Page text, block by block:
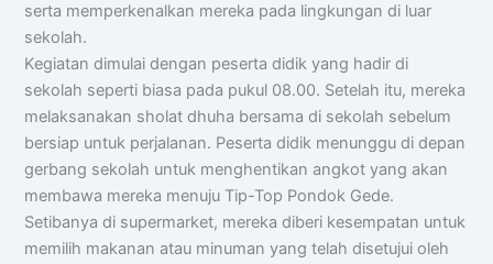
serta memperkenalkan mereka pada lingkungan di luar
sekolah.
Kegiatan dimulai dengan peserta didik yang hadir di
sekolah seperti biasa pada pukul 08.00. Setelah itu, mereka
melaksanakan sholat dhuha bersama di sekolah sebelum
bersiap untuk perjalanan. Peserta didik menunggu di depan
gerbang sekolah untuk menghentikan angkot yang akan
membawa mereka menuju Tip-Top Pondok Gede.
Setibanya di supermarket, mereka diberi kesempatan untuk
memilih makanan atau minuman yang telah disetujui oleh